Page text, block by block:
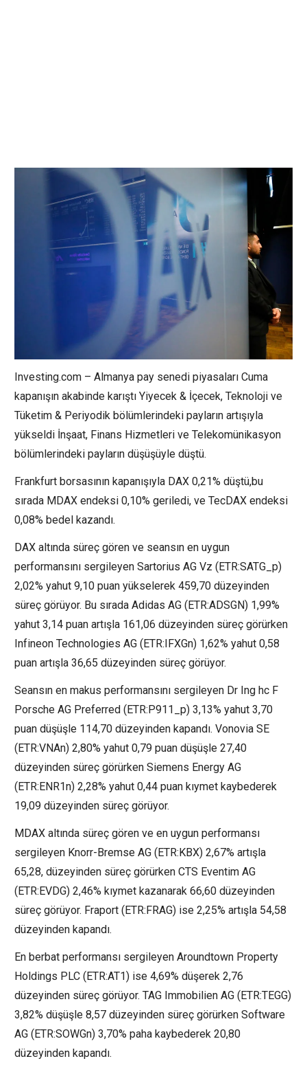
Investing.com – Almanya pay senedi piyasaları Cuma
kapanışın akabinde karıştı Yiyecek & İçecek, Teknoloji ve
Tüketim & Periyodik bölümlerindeki payların artışıyla
yükseldi İnşaat, Finans Hizmetleri ve Telekomünikasyon
bölümlerindeki payların düşüşüyle düştü.
Frankfurt borsasının kapanışıyla DAX 0,21% düştü,bu
sırada MDAX endeksi 0,10% geriledi, ve TecDAX endeksi
0,08% bedel kazandı.
DAX altında süreç gören ve seansın en uygun
performansını sergileyen Sartorius AG Vz (ETR:SATG_p)
2,02% yahut 9,10 puan yükselerek 459,70 düzeyinden
süreç görüyor. Bu sırada Adidas AG (ETR:ADSGN) 1,99%
yahut 3,14 puan artışla 161,06 düzeyinden süreç görürken
Infineon Technologies AG (ETR:IFXGn) 1,62% yahut 0,58
puan artışla 36,65 düzeyinden süreç görüyor.
Seansın en makus performansını sergileyen Dr Ing hc F
Porsche AG Preferred (ETR:P911_p) 3,13% yahut 3,70
puan düşüşle 114,70 düzeyinden kapandı. Vonovia SE
(ETR:VNAn) 2,80% yahut 0,79 puan düşüşle 27,40
düzeyinden süreç görürken Siemens Energy AG
(ETR:ENR1n) 2,28% yahut 0,44 puan kıymet kaybederek
19,09 düzeyinden süreç görüyor.
MDAX altında süreç gören ve en uygun performansı
sergileyen Knorr-Bremse AG (ETR:KBX) 2,67% artışla
65,28, düzeyinden süreç görürken CTS Eventim AG
(ETR:EVDG) 2,46% kıymet kazanarak 66,60 düzeyinden
süreç görüyor. Fraport (ETR:FRAG) ise 2,25% artışla 54,58
düzeyinden kapandı.
En berbat performansı sergileyen Aroundtown Property
Holdings PLC (ETR:AT1) ise 4,69% düşerek 2,76
düzeyinden süreç görüyor. TAG Immobilien AG (ETR:TEGG)
3,82% düşüşle 8,57 düzeyinden süreç görürken Software
AG (ETR:SOWGn) 3,70% paha kaybederek 20,80
düzeyinden kapandı.